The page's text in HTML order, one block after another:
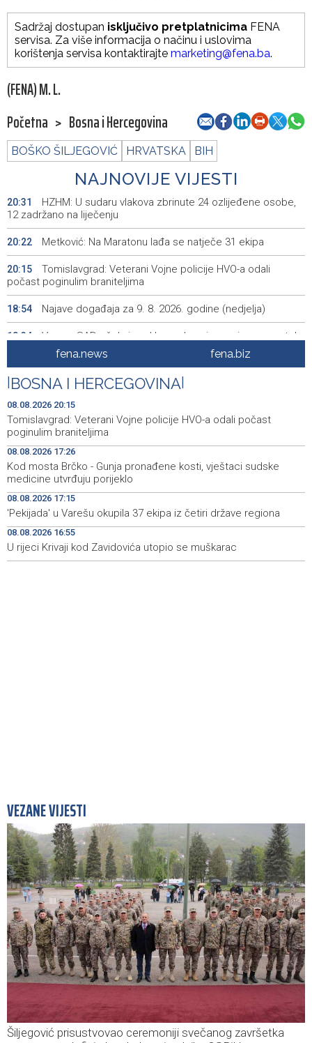
Sadržaj dostupan isključivo pretplatnicima FENA
servisa. Za više informacija o načinu i uslovima
korištenja servisa kontaktirajte marketing@fena.ba.
(FENA) M. L.
Početna > Bosna i Hercegovina
BOŠKO ŠILJEGOVIĆ HRVATSKA BIH
NAJNOVIJE VIJESTI
20:31
HZHM: U sudaru vlakova zbrinute 24 ozlijeđene osobe,
12 zadržano na liječenju
20:22 Metković: Na Maratonu lađa se natječe 31 ekipa
20:15
Tomislavgrad: Veterani Vojne policije HVO-a odali
počast poginulim braniteljima
18:54 Najave događaja za 9. 8. 2026. godine (nedjelja)
18:34
Vance: SAD očekuje od Irana da osigura siguran protok
nafte kroz Hormuški moreuz
18:21
Iranski šef sigurnosti: Hormuški moreuz će ostati
zatvoren dok SAD ne ispuni zahtjeve Teherana
18:09
Iran 'vrlo blizu' dogovora s Omanom o novoj Hormuškoj
brodskoj ruti
18:05
Koncertom Marije Šerifović večeras se zatvara
manifestacija 'Dani dijaspore Travnik 2026'
17:26
Kod mosta Brčko - Gunja pronađene kosti, vještaci
sudske medicine utvrđuju porijeklo
17:15
'Pekijada' u Varešu okupila 37 ekipa iz četiri države
regiona
fena.news fena.biz
BOSNA I HERCEGOVINA
08.08.2026 20:15
Tomislavgrad: Veterani Vojne policije HVO-a odali počast
poginulim braniteljima
08.08.2026 17:26
Kod mosta Brčko - Gunja pronađene kosti, vještaci sudske
medicine utvrđuju porijeklo
08.08.2026 17:15
'Pekijada' u Varešu okupila 37 ekipa iz četiri države regiona
08.08.2026 16:55
U rijeci Krivaji kod Zavidovića utopio se muškarac
VEZANE VIJESTI
Šiljegović prisustvovao ceremoniji svečanog završetka